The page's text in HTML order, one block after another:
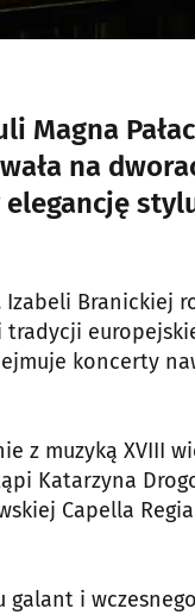
Magna
na
Branickiej
koncerty
z muzyką XVIII
Katarzyna
Capella
i